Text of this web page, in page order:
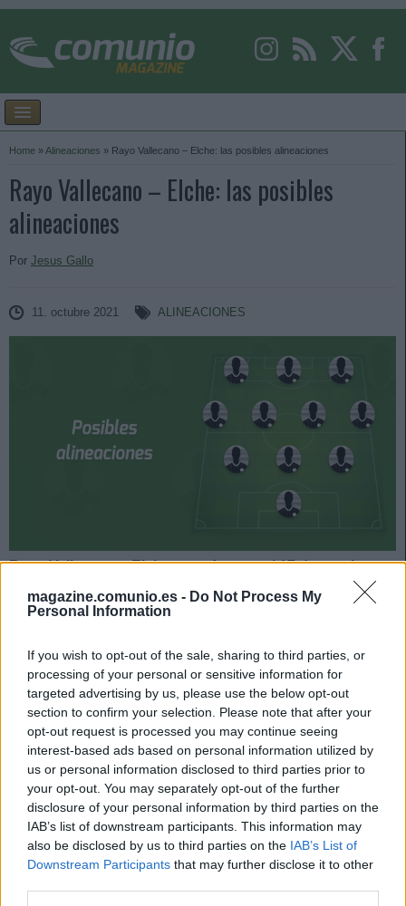
magazine.comunio.es - Do Not Process My
Personal Information
If you wish to opt-out of the sale, sharing to third parties, or
processing of your personal or sensitive information for
targeted advertising by us, please use the below opt-out
section to confirm your selection. Please note that after your
opt-out request is processed you may continue seeing
interest-based ads based on personal information utilized by
us or personal information disclosed to third parties prior to
your opt-out. You may separately opt-out of the further
disclosure of your personal information by third parties on the
IAB’s list of downstream participants. This information may
also be disclosed by us to third parties on the IAB’s List of
Downstream Participants that may further disclose it to other
Home »Alineaciones » Rayo Vallecano – Elche: las posibles alineaciones
Rayo Vallecano – Elche: las posibles
alineaciones
Por Jesus Gallo
11. octubre 2021 ALINEACIONES
Rayo Vallecano y Elche se enfrentan el 17 de octubre a
las 14:00 horas. ¿Quién jugará en los locales? ¿Cuál
será la alineación que presente Fran Escribá? A
Rayo Vallecano
Posible alineación: Dimitrievski – Mario Hernández,
Saveljich, Catena, Fran García – Comesaña, Pathé Ciss,
Trejo, Isi, Álvaro García – Nteka (Sergi Guardiola, Falcao).
Estos jugadores son baja: Balliu (sancionado),
Merquelanz (rodilla).
Estos jugadores son duda: